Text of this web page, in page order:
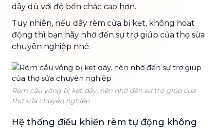
dây dù với độ bền chắc cao hơn.
Tuy nhiên, nếu dây rèm cửa bị kẹt, không hoạt
động thì bạn hãy nhờ đến sự trợ giúp của thợ sửa
chuyên nghiệp nhé.
Rèm cầu vồng bị kẹt dây, nên nhờ đến sự trợ giúp của
thợ sửa chuyên nghiệp
Hệ thống điều khiển rèm tự động không